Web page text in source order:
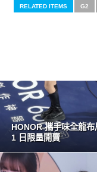
RELATED ITEMS G2
HONOR 攜手味全龍
1 日限量開賣